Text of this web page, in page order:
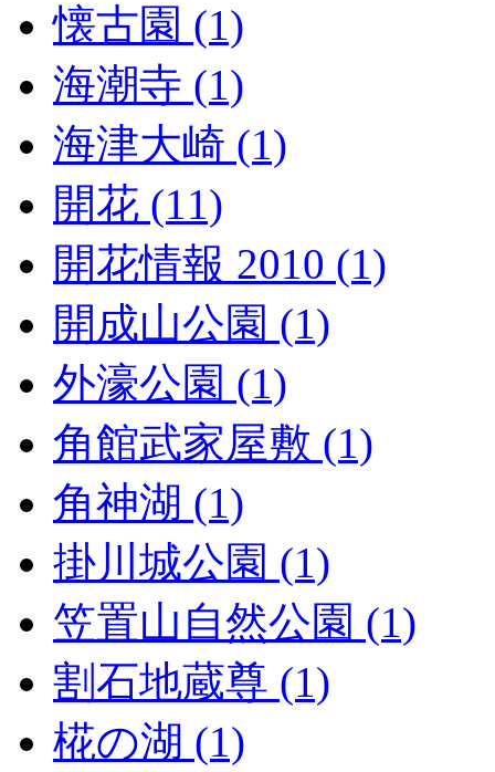
懐古園 (1)
海潮寺 (1)
海津大崎 (1)
開花 (11)
開花情報 2010 (1)
開成山公園 (1)
外濠公園 (1)
角館武家屋敷 (1)
角神湖 (1)
掛川城公園 (1)
笠置山自然公園 (1)
割石地蔵尊 (1)
椛の湖 (1)